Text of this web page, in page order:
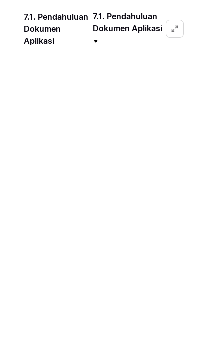
7.1. Pendahuluan
Dokumen
Aplikasi
7.1. Pendahuluan
Dokumen Aplikasi